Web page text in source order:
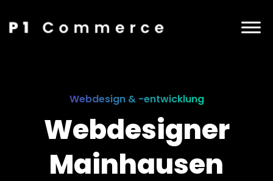
Webdesign & -entwicklung
Webdesigner
Mainhausen